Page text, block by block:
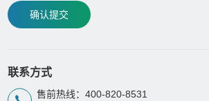
确认提交
联系方式
售前热线：400-820-8531